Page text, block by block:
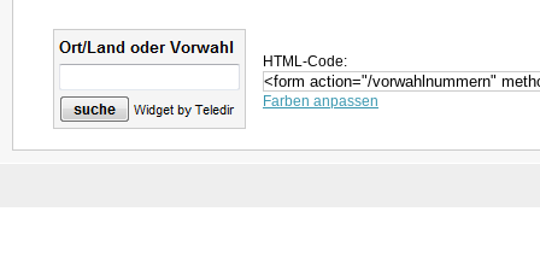
HTML-Code:
Farben anpassen